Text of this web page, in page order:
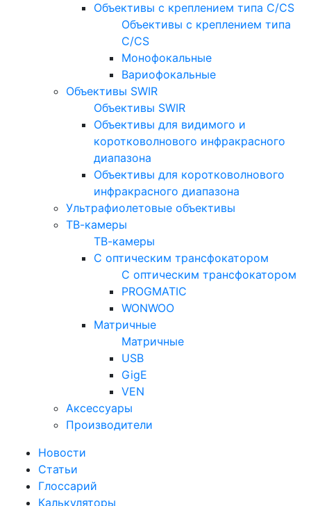
Объективы с креплением типа C/CS
Объективы с креплением типа
C/CS
Монофокальные
Вариофокальные
Объективы SWIR
Объективы SWIR
Объективы для видимого и
коротковолнового инфракрасного
диапазона
Объективы для коротковолнового
инфракрасного диапазона
Ультрафиолетовые объективы
ТВ-камеры
ТВ-камеры
С оптическим трансфокатором
С оптическим трансфокатором
PROGMATIC
WONWOO
Матричные
Матричные
USB
GigE
VEN
Аксессуары
Производители
Новости
Статьи
Глоссарий
Калькуляторы